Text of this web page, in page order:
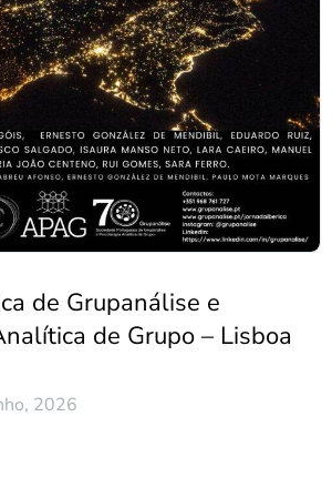
de Grupanálise e
de Grupo – Lisboa
2026